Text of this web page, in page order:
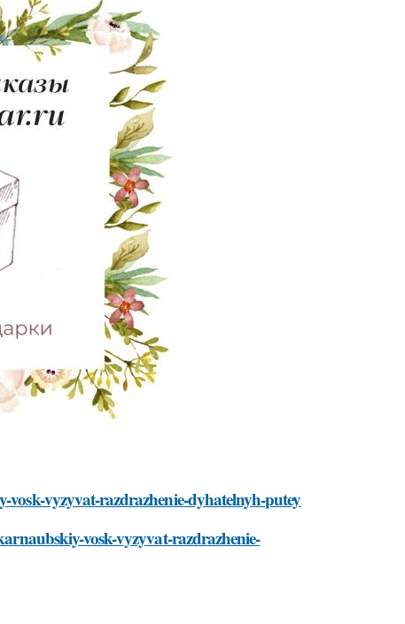
vyzyvat-razdrazhenie-dyhatelnyh-putey
vosk-vyzyvat-razdrazhenie-